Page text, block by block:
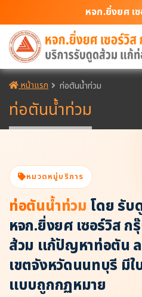
หจก.ยิ่งยศ เ
หน้าแรก ท่อตันน้ำท่วม
ท่อตันน้ำท่วม
หมวดหมู่บริการ
ท่อตันน้ำท่วม โดย รับ
หจก.ยิ่งยศ เซอร์วิส ก
ส้วม แก้ปัญหาท่อตัน ล
เขตจังหวัดนนทบุรี มี
แบบถูกกฏหมาย